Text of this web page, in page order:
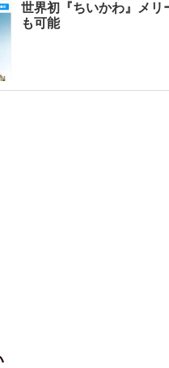
世界初『ちいかわ』メ
も可能